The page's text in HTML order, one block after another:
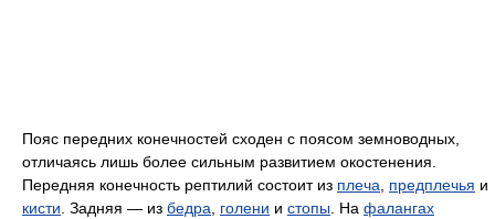
Пояс передних конечностей сходен с поясом земноводных,
отличаясь лишь более сильным развитием окостенения.
Передняя конечность рептилий состоит из плеча, предплечья и
кисти. Задняя — из бедра, голени и стопы. На фалангах